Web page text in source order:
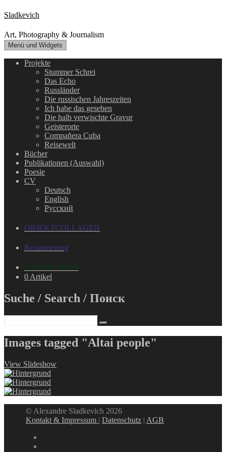
Zum
Inhalt
springen
Sladkevich
Art, Photography & Journalism
Menü und Widgets
Projekte
Stummer Schrei
Das Echo
Russländer
Die russischen Jahreszeiten
Ich habe das gesehen
Die halb verwischte Gravur
Geisterorte
Compañera Cuba
Reisewelt
Bücher
Publikationen (Auswahl)
Poesie
CV
Deutsch
English
Русский
OBJEKTCOLLAGEN
Restaurierung
ONLINE-SHOP
0 Artikel
Suche / Search / Поиск
Images tagged "Altai people"
View Slideshow
© Alexandre Sladkevich 2026
Kontakt & Impressum |Datenschutz | AGB